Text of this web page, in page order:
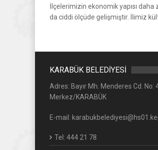
İlçelerimizin ekonomik yapısı daha
da ciddi ölçüde gelişmiştir. İlimiz
KARABÜK BELEDİYESİ
Adres: Bayır Mh. Menderes Cd. No:
Merkez/KARABÜK
E-mail:
Tel: 444 21 78